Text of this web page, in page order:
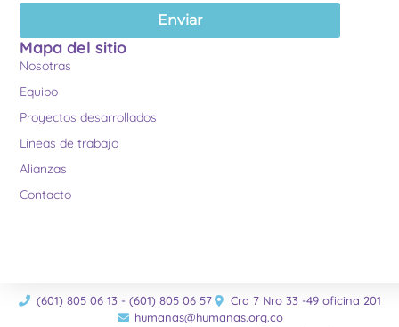
Enviar
Mapa del sitio
Nosotras
Equipo
Proyectos desarrollados
Lineas de trabajo
Alianzas
Contacto
(601) 805 06 13 - (601) 805 06 57
Cra 7 Nro 33 -49 oficina 201
humanas@humanas.org.co